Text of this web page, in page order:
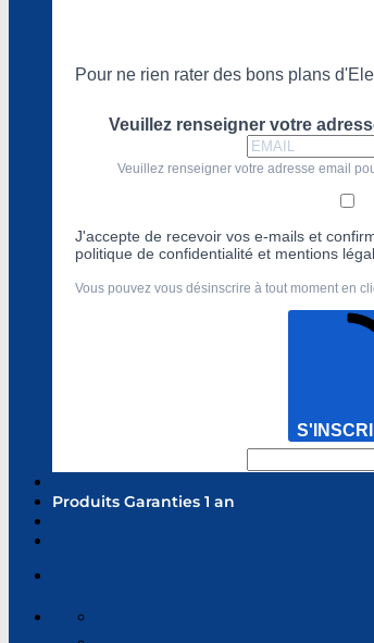
Pour ne rien rater des bons plans
Veuillez renseigner votre
Veuillez renseigner votre adresse email
J'accepte de recevoir vos e-mails et
politique de confidentialité et mentions
Vous pouvez vous désinscrire à tout moment en
Produits Garanties 1 an